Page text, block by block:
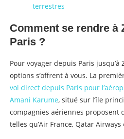
terrestres
Comment se rendre à
Paris ?
Pour voyager depuis Paris
options s’offrent à vous. La
vol direct depuis Paris pour
Amani Karume, situé sur l’île
compagnies aériennes proposent
telles qu’Air France, Qatar Airways